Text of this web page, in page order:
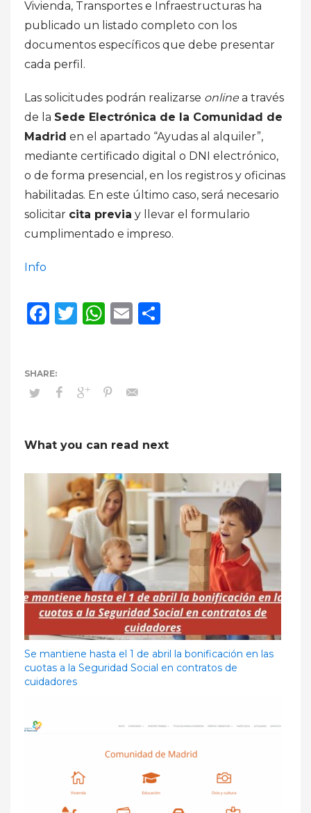
Vivienda, Transportes e Infraestructuras ha
publicado un listado completo con los
documentos específicos que debe presentar
cada perfil.
Las solicitudes podrán realizarse online a través
de la Sede Electrónica de la Comunidad de
Madrid en el apartado “Ayudas al alquiler”,
mediante certificado digital o DNI electrónico,
o de forma presencial, en los registros y oficinas
habilitadas. En este último caso, será necesario
solicitar cita previa y llevar el formulario
cumplimentado e impreso.
Info
Facebook
Twitter
WhatsApp
Email
What you can read next
Se mantiene hasta el 1 de abril la bonificación en las
cuotas a la Seguridad Social en contratos de
cuidadores